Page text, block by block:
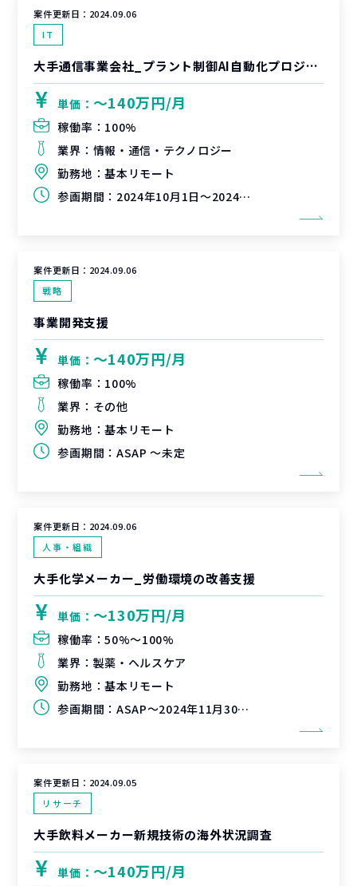
案件更新日： 2024.09.06
IT
大手通信事業会社_プラント制御AI自動化プロジェクトのPM要員
単価： 〜140万円/月
稼働率： 100%
業界： 情報・通信・テクノロジー
勤務地：基本リモート
参画期間： 2024年10月1日～2024年12月31日（延長可能性有）
案件更新日： 2024.09.06
戦略
事業開発支援
単価： 〜140万円/月
稼働率： 100%
業界： その他
勤務地：基本リモート
参画期間： ASAP ～未定
案件更新日： 2024.09.06
人事・組織
大手化学メーカー_労働環境の改善支援
単価： 〜130万円/月
稼働率：50%〜100%
業界： 製薬・ヘルスケア
勤務地：基本リモート
参画期間： ASAP～2024年11月30日（延長可能性有）
案件更新日： 2024.09.05
リサーチ
大手飲料メーカー新規技術の海外状況調査
単価： 〜140万円/月